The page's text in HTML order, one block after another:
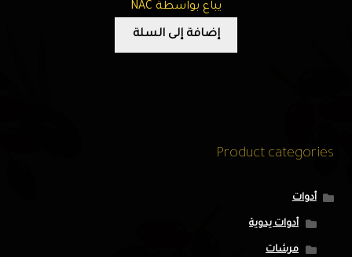
يباع بواسطة NAC
إضافة إلى السلة
Product categories
أدوات
أدوات يدوية
مرشات